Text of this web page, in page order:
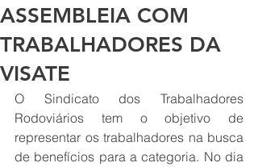
ASSEMBLEIA COM
TRABALHADORES DA
VISATE
O Sindicato dos Trabalhadores
Rodoviários tem o objetivo de
representar os trabalhadores na busca
de benefícios para a categoria. No dia